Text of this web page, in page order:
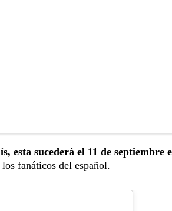
esta sucederá el 11 de septiembre
fanáticos del español.